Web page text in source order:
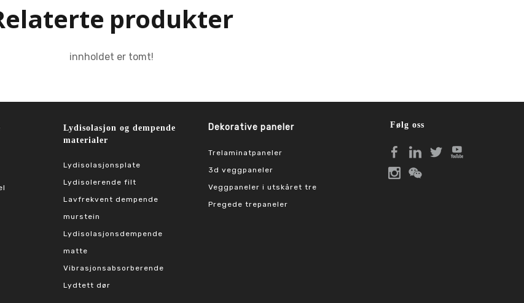
produkter
innholdet er tomt!
Lydisolasjon og dempende
materialer
Lydisolasjonsplate
Lydisolerende filt
Lavfrekvent dempende
murstein
Lydisolasjonsdempende
matte
Vibrasjonsabsorberende
Lydtett dør
Dekorative paneler
Trelaminatpaneler
3d veggpaneler
Veggpaneler i utskåret tre
Pregede trepaneler
Følg oss